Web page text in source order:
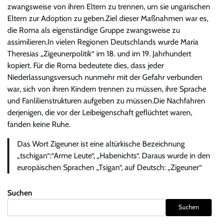
zwangsweise von ihren Eltern zu trennen, um sie ungarischen
Eltern zur Adoption zu geben.Ziel dieser Maßnahmen war es,
die Roma als eigenständige Gruppe zwangsweise zu
assimilieren.In vielen Regionen Deutschlands wurde Maria
Theresias „Zigeunerpolitik“ im 18. und im 19. Jahrhundert
kopiert. Für die Roma bedeutete dies, dass jeder
Niederlassungsversuch nunmehr mit der Gefahr verbunden
war, sich von ihren Kindern trennen zu müssen, ihre Sprache
und Fanlilienstrukturen aufgeben zu müssen.Die Nachfahren
derjenigen, die vor der Leibeigenschaft geflüchtet waren,
fanden keine Ruhe.
Das Wort Zigeuner ist eine altürkische Bezeichnung
„tschigan“:“Arme Leute“, „Habenichts“. Daraus wurde in den
europäischen Sprachen „Tsigan“, auf Deutsch: „Zigeuner“
Suchen
Suchen